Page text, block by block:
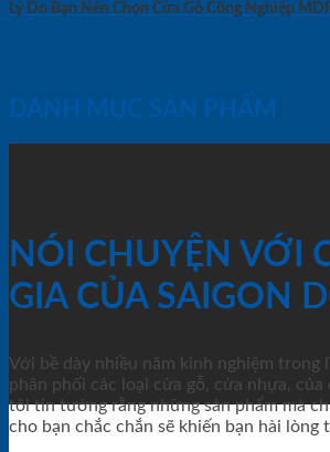
Lý Do Bạn Nên Chọn Cửa Gỗ Công Nghiệp
DANH MỤC SẢN PHẨM
NÓI CHUYỆN VỚI
GIA CỦA SAIGON
Với bề dày nhiều năm kinh nghiệm trong
phân phối các loại cửa gỗ, cửa nhựa, của
tôi tin tưởng rằng những sản phẩm mà
cho bạn chắc chắn sẽ khiến bạn hài lòng